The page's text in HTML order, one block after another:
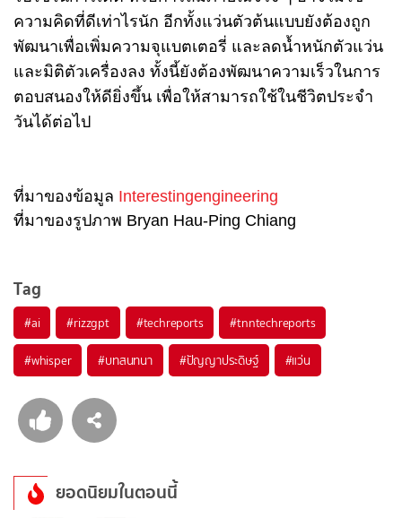
ความคิดที่ดีเท่าไรนัก อีกทั้งแว่นตัวต้นแบบยังต้องถูก
พัฒนาเพื่อเพิ่มความจุแบตเตอรี่ และลดน้ำหนักตัวแว่น
และมิติตัวเครื่องลง ทั้งนี้ยังต้องพัฒนาความเร็วในการ
ตอบสนองให้ดียิ่งขึ้น เพื่อให้สามารถใช้ในชีวิตประจำ
วันได้ต่อไป
ที่มาของข้อมูล Interestingengineering
ที่มาของรูปภาพ Bryan Hau-Ping Chiang
Tag
#ai #rizzgpt #techreports #tnntechreports
#whisper #บทสนทนา #ปัญญาประดิษฐ์ #แว่น
ยอดนิยมในตอนนี้